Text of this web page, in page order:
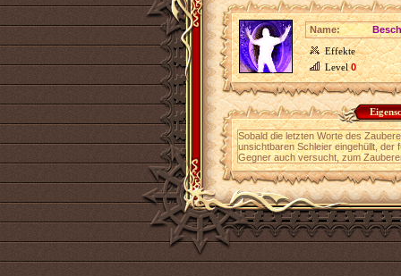
Name:
Effekte
Level0
Sobald die letzten Worte des
unsichtbaren Schleier eingehüllt, der
Gegner auch versucht, zum